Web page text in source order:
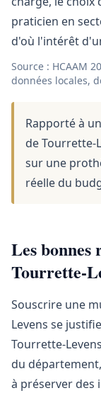
praticien en
d'où l'intérêt
Source : HCAAM
données locales,
Rapporté à
de Tourrette-
sur une
réelle du
Les bonnes
Tourrette-
Souscrire une
Levens se
Tourrette-
du
à préserver des